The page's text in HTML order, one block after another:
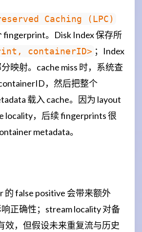
Caching (LPC)
fingerprint。Disk Index 保存所
containerID> ；Index
映射。cache miss 时，系统查
，然后把整个
载入 cache。因为 layout
locality，后续 fingerprints 很
metadata。
的 false positive 会带来额外
正确性；stream locality 对备
效，但假设未来重复流与历史